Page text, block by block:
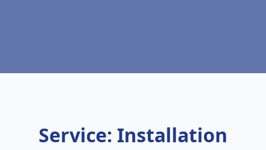
Service: Installation